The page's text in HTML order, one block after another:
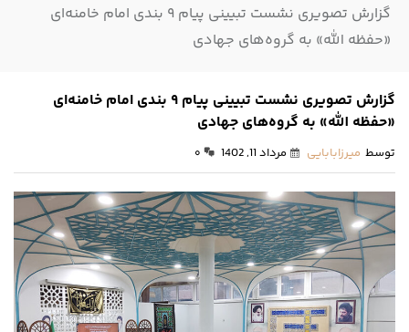
گزارش تصویری نشست تبیینی پیام ۹ بندی امام خامنه‌ای
«حفظه الله» به گروه‌های جهادی
گزارش تصویری نشست تبیینی پیام ۹ بندی امام خامنه‌ای
«حفظه الله» به گروه‌های جهادی
توسط میرزابابایی مرداد 11, 1402 ۰